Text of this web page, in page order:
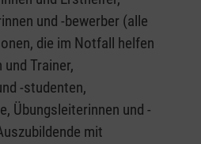
und -bewerber (alle
die im Notfall helfen
Trainer,
-studenten,
Übungsleiterinnen und -
mit